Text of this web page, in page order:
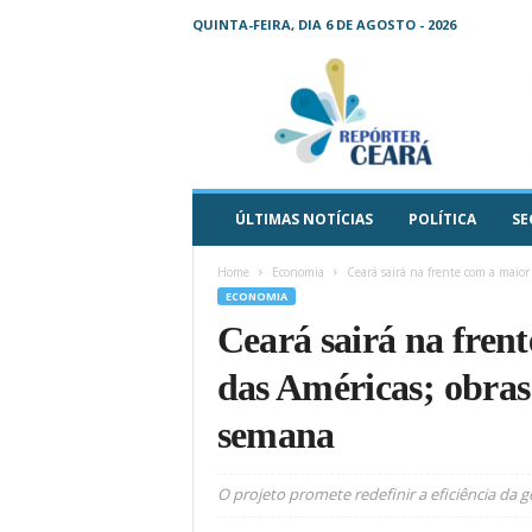
QUINTA-FEIRA, DIA 6 DE AGOSTO - 2026
ÚLTIMAS NOTÍCIAS POLÍTICA
Home Economia Ceará sairá na frente com a
ECONOMIA
Ceará sairá na
das Américas;
semana
O projeto promete redefinir a eficiência da